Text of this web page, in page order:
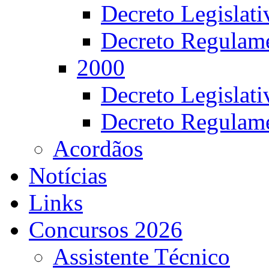
Decreto
Decreto
2000
Decreto
Decreto
Acordãos
Notícias
Links
Concursos 2026
Assistente Técnico